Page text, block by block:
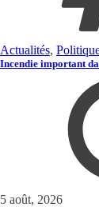
Actualités,
Incendie important
5 août, 2026